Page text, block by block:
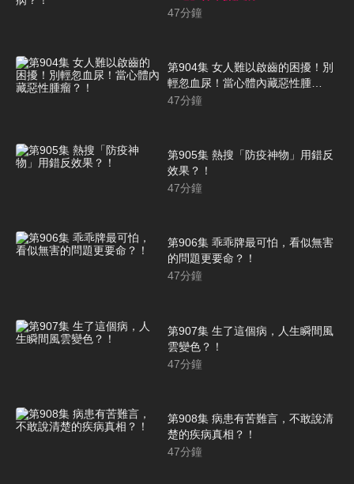
47分鐘
第904集 女人難以啟齒的困擾！別
輕忽血尿！當心體內藏惡性腫
瘤？！
47分鐘
第905集 熱搜「防疫神物」用錯反
效果？！
47分鐘
第906集 乖乖牌最可怕，看似無害
的問題更要命？！
47分鐘
第907集 生了這個病，人生瞬間風
雲變色？！
47分鐘
第908集 病患有苦難言，不敢說清
楚的疾病真相？！
47分鐘